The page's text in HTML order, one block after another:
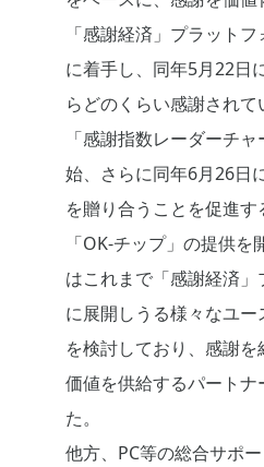
「感謝経済」プラット
に着手し、同年5月22日
らどのくらい感謝され
「感謝指数レーダーチ
始、さらに同年6月26日
を贈り合うことを促進
「OK-チップ」の提供
はこれまで「感謝経済
に展開しうる様々なユー
を検討しており、感謝
価値を供給するパートナ
た。
他方、PC等の総合サポ